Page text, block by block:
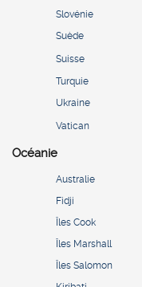
Slovénie
Suède
Suisse
Turquie
Ukraine
Vatican
Océanie
Australie
Fidji
Îles Cook
Îles Marshall
Îles Salomon